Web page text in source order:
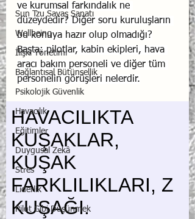
Sun Tzu Savaş Sanatı
Wellbeing
İlişki Yönetimi
Bağlantısal Bütünsellik
Psikolojik Güvenlik
Havacılık
Eğitimler
Duygusal Zekâ
Stres
Liderlik
Pilot Gibi Düşünmek
ve kurumsal farkındalık ne
düzeydedir? Diğer soru kuruluşların
bu konuya hazır olup olmadığı?
Başta; pilotlar, kabin ekipleri, hava
aracı bakım personeli ve diğer tüm
personelin görüşleri nelerdir.